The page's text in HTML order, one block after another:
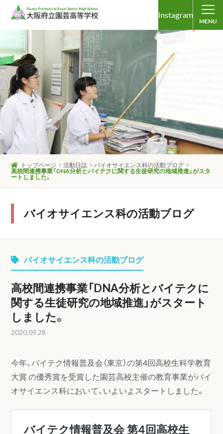
Instagram
MENU
トップページ 活動日誌
バイオサイエンス科の活動ブログ
高校間連携事業「DNA分析とバイテクに関する生徒研究の地域推進」がスタ
ートしました。
バイオサイエンス科の活動ブログ
バイオサイエンス科の活動ブログ
高校間連携事業「DNA分析とバイテクに
関する生徒研究の地域推進」がスタート
しました。
2020.09.28
今年、バイテク情報普及会（東京）の第4回高校生科学教育
大賞 の優秀賞を受賞した園芸高校主催の教育事業がバイ
オサイエンス科において、いよいよスタートしました。